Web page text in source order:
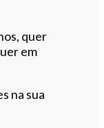
quer
em
na sua